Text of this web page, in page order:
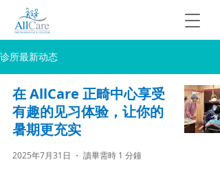
诊所最新动态
在 AllCare 正畸中心享受
有趣的见习体验，让你的
暑期更充实
2025年7月31日 讀畢需時 1 分鐘